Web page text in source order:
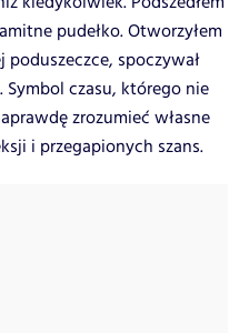
pudełko. Otworzyłem
spoczywał
. Symbol czasu, którego nie
zrozumieć własne
i przegapionych szans.